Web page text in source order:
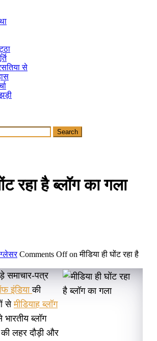
से
रहा है ब्लॉग का गला
ग्लेसर Comments Offon मीडिया ही घोंट रहा है
समाचार-पत्र
इंडियाकी
सेमीडियाह ब्लॉग
ब्लॉग
की लहर दौड़ी और